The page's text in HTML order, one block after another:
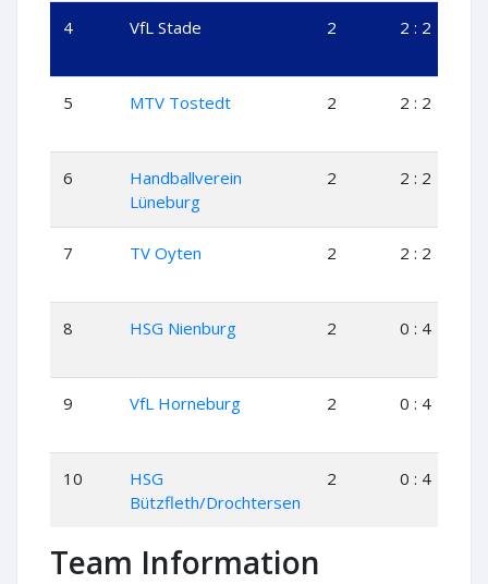
4 VfL Stade 2 2 : 2
5 MTV Tostedt 2 2 : 2
6
Handballverein
Lüneburg
2 2 : 2
7 TV Oyten 2 2 : 2
8 HSG Nienburg 2 0 : 4
9 VfL Horneburg 2 0 : 4
10
HSG
Bützfleth/Drochtersen
2 0 : 4
Team Information